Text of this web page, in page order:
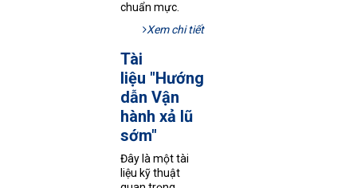
chuẩn mực.
Xem chi tiết
Tài
liệu "Hướng
dẫn Vận
hành xả lũ
sớm"
Đây là một tài
liệu kỹ thuật